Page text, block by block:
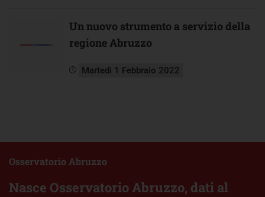
Un nuovo strumento a servizio della
regione Abruzzo
Martedì 1 Febbraio 2022
Nasce Osservatorio Abruzzo, dati al
Osservatorio Abruzzo